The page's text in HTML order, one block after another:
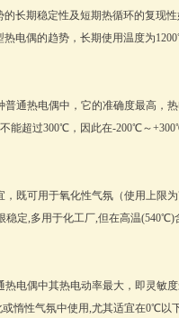
长期稳定性及短期热循环的复现
电偶的趋势，长期使用温度为
通热电偶中，它的准确度最高，
能超过300℃，因此在-200℃～
既可用于氧化性气氛（使用上限
定,多用于化工厂,但在高温(540℃)
电偶中其热电动率最大，即灵敏
惰性气氛中使用,尤其适宜在0℃以